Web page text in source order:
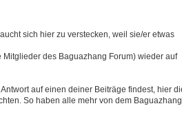
sich hier zu verstecken, weil sie/er etwas
des Baguazhang Forum) wieder auf
auf einen deiner Beiträge findest, hier
So haben alle mehr von dem Baguazhang